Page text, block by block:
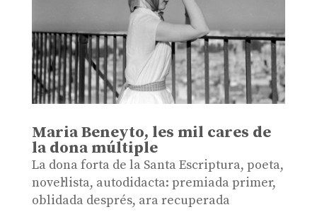
Maria Beneyto, les mil cares de
la dona múltiple
La dona forta de la Santa Escriptura, poeta,
novel·lista, autodidacta: premiada primer,
oblidada després, ara recuperada